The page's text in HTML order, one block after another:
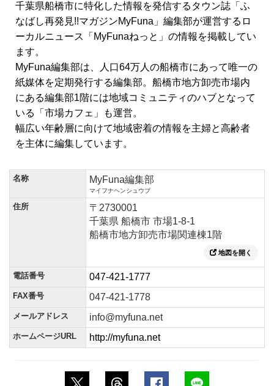
千葉県船橋市に特化した情報を発信するタウン誌「ふ
なばし再発見!!マガジンMyFuna」編集部が運営するロ
ーカルニュース「MyFunaねっと」の情報を掲載してい
ます。
MyFuna編集部は、人口64万人の船橋市にあって唯一の
紙媒体を定期発行する編集部。船橋市地方卸売市場内
にある編集部1階には地域コミュニティのハブとなって
いる「市場カフェ」も運営。
幅広い年齢層に向けて地域密着の情報を主婦と高齢者
を主体に編集しています。
名称 MyFuna編集部
マイフナヘンシュウブ
住所
〒2730001
千葉県 船橋市 市場1-8-1
船橋市地方卸売市場関連棟1階
地図を開く
電話番号 047-421-1777
FAX番号 047-421-1778
メールアドレス info@myfuna.net
ホームページURL http://myfuna.net